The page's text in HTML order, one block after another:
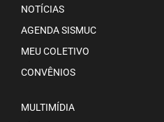
NOTÍCIAS
AGENDA SISMUC
MEU COLETIVO
CONVÊNIOS
MULTIMÍDIA